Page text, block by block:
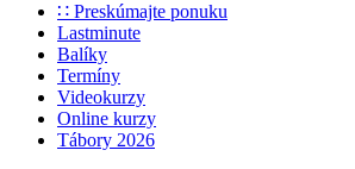
∷ Preskúmajte ponuku
Lastminute
Balíky
Termíny
Videokurzy
Online kurzy
Tábory 2026